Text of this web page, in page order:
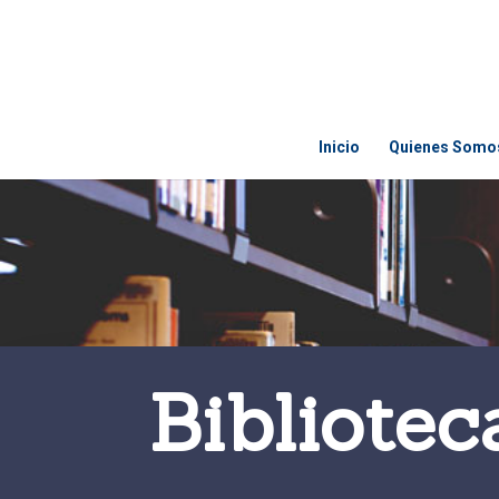
Inicio Quienes